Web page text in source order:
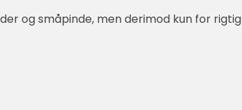
og småpinde, men derimod kun for rigtig